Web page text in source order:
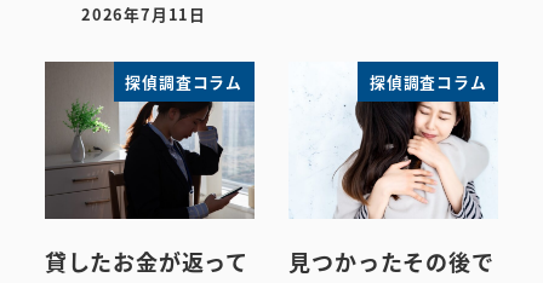
投稿日
2026年7月11日
探偵調査コラム
貸したお金が返って
探偵調査コラム
見つかったその後で